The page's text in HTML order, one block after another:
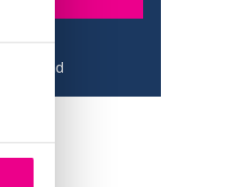
Friesland